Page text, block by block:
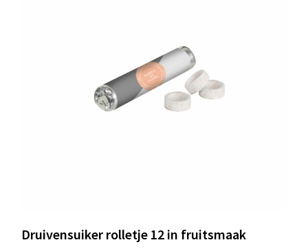
Druivensuiker rolletje 12 in fruitsmaak